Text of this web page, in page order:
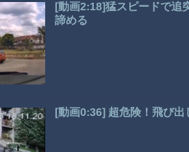
[動画2:18]猛スピードで追
諦める
[動画0:36] 超危険！飛び